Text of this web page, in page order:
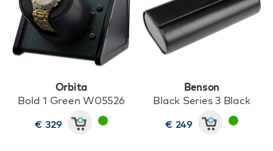
Orbita
Bold 1 Green W05526
€ 329
Benson
Black Series 3 Black
€ 249